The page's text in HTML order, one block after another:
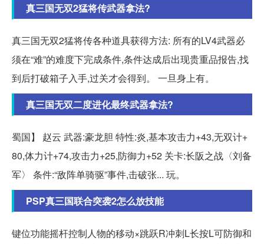
真三国无双2猛将传武器拿法?
真三国无双2猛将传各种道具获得方法: 所有的LV4武器必
须在“难”的难度下完成条件,条件达成后出现贵重品报告,找
到后打破箱子入手,过关才会得到。 一旦身上有。
真三国无双二度进化最终武器拿法?
蜀国】 赵云 武器:豪龙胆 特性:炎,基本攻击力+43,无双计+
80,体力计+74,攻击力+25,防御力+52 关卡:长阪之战〈刘备
军〉 条件:“敌阵单骑驱”事件,击破张... 玩。
PSP真三国联合突袭2怎么放技能
键位功能摇杆控制人物的移动×跳跃R冲刺L长按L可防御和